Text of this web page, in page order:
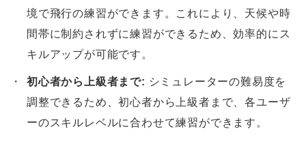
境で飛行の練習ができます。これにより、天候や時
間帯に制約されずに練習ができるため、効率的にス
キルアップが可能です。
初心者から上級者まで: シミュレーターの難易度を
調整できるため、初心者から上級者まで、各ユーザ
ーのスキルレベルに合わせて練習ができます。